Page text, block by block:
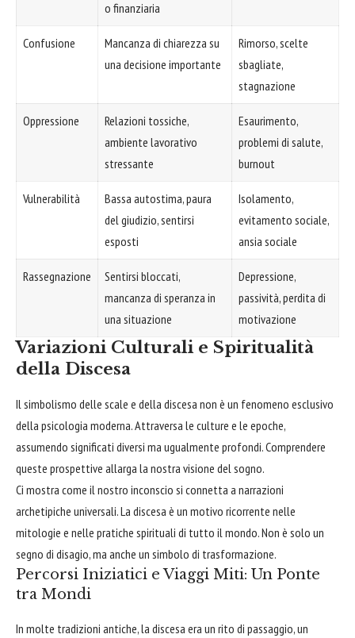
o finanziaria
Confusione
Mancanza di chiarezza su
una decisione importante
Rimorso, scelte
sbagliate,
stagnazione
Oppressione
Relazioni tossiche,
ambiente lavorativo
stressante
Esaurimento,
problemi di salute,
burnout
Vulnerabilità
Bassa autostima, paura
del giudizio, sentirsi
esposti
Isolamento,
evitamento sociale,
ansia sociale
Rassegnazione
Sentirsi bloccati,
mancanza di speranza in
una situazione
Depressione,
passività, perdita di
motivazione
Variazioni Culturali e Spiritualità
della Discesa
Il simbolismo delle scale e della discesa non è un fenomeno esclusivo
della psicologia moderna. Attraversa le culture e le epoche,
assumendo significati diversi ma ugualmente profondi. Comprendere
queste prospettive allarga la nostra visione del sogno.
Ci mostra come il nostro inconscio si connetta a narrazioni
archetipiche universali. La discesa è un motivo ricorrente nelle
mitologie e nelle pratiche spirituali di tutto il mondo. Non è solo un
segno di disagio, ma anche un simbolo di trasformazione.
Percorsi Iniziatici e Viaggi Miti: Un Ponte
tra Mondi
In molte tradizioni antiche, la discesa era un rito di passaggio, un